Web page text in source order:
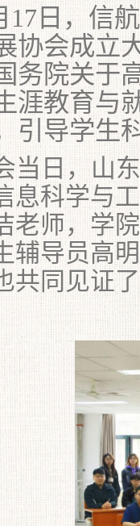
17日，信
协会成立
务院关于
涯教育与
引导学生
当日，山
息科学与
老师，学
辅导员高
共同见证